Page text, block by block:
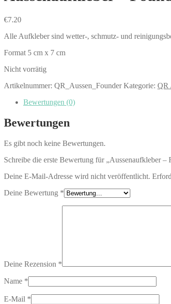
€7.20
Alle Aufkleber sind wetter-, schmutz- und
Format 5 cm x 7 cm
Nicht vorrätig
Artikelnummer: QR_Aussen_Founder Kategorie: QR
Bewertungen (0)
Bewertungen
Es gibt noch keine Bewertungen.
Schreibe die erste Bewertung für „Aussenaufkleber –
Deine E-Mail-Adresse wird nicht veröffentlicht.
Deine Bewertung *
Deine Rezension *
Name *
E-Mail *